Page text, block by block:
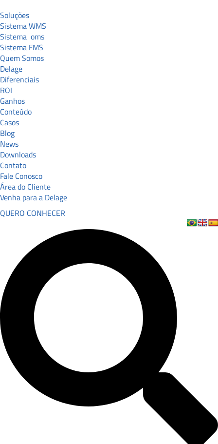
Soluções
Sistema WMS
Sistema oms
Sistema FMS
Quem Somos
Delage
Diferenciais
ROI
Ganhos
Conteúdo
Casos
Blog
News
Downloads
Contato
Fale Conosco
Área do Cliente
Venha para a Delage
QUERO CONHECER